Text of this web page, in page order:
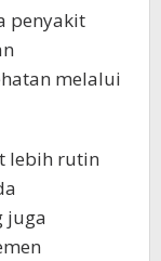
penyakit
melalui
lebih rutin
juga